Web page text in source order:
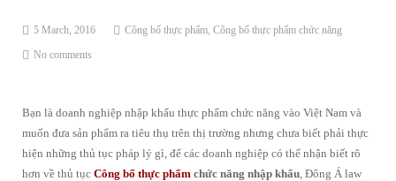
5 March, 2016 Công bố thực phẩm, Công bố thực phẩm chức năng
No comments
Bạn là doanh nghiệp nhập khẩu thực phẩm chức năng vào Việt Nam và
muốn đưa sản phẩm ra tiêu thụ trên thị trường nhưng chưa biết phải thực
hiện những thủ tục pháp lý gì, để các doanh nghiệp có thể nhận biết rõ
hơn về thủ tục Công bố thực phẩm chức năng nhập khẩu, Đông Á law